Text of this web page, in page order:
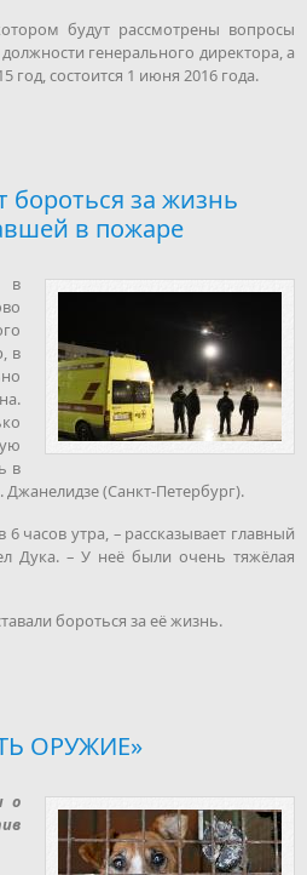
будут рассмотрены вопросы
генерального директора, а
год, состоится 1 июня 2016 года.
за жизнь
в пожаре
в
в
в
(Санкт-Петербург).
часов утра, – рассказывает главный
Дука. – У неё были очень тяжёлая
бороться за её жизнь.
ОРУЖИЕ»
о